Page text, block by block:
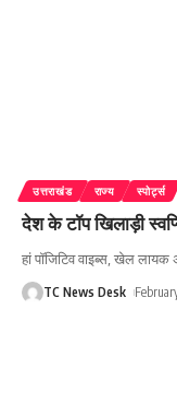
उत्तराखंड राज्य स्पोर्ट्स
देश के टॉप खिलाड़ी
हां पॉजिटिव वाइब्स, खेल
TC News Desk